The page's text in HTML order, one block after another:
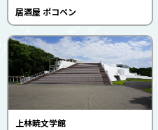
居酒屋 ポコペン
上林暁文学館